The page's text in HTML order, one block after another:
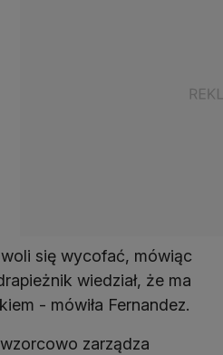
się wycofać, mówiąc
wiedział, że ma
- mówiła Fernandez.
zarządza